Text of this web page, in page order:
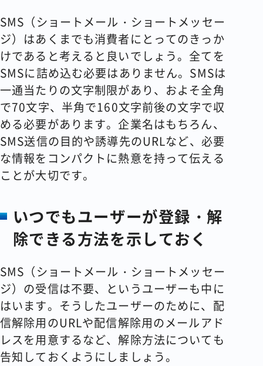
SMS（ショートメール・ショートメッセー
ジ）はあくまでも消費者にとってのきっか
けであると考えると良いでしょう。全てを
SMSに詰め込む必要はありません。SMSは
一通当たりの文字制限があり、およそ全角
で70文字、半角で160文字前後の文字で収
める必要があります。企業名はもちろん、
SMS送信の目的や誘導先のURLなど、必要
な情報をコンパクトに熱意を持って伝える
ことが大切です。
いつでもユーザーが登録・解
除できる方法を示しておく
SMS（ショートメール・ショートメッセー
ジ）の受信は不要、というユーザーも中に
はいます。そうしたユーザーのために、配
信解除用のURLや配信解除用のメールアド
レスを用意するなど、解除方法についても
告知しておくようにしましょう。